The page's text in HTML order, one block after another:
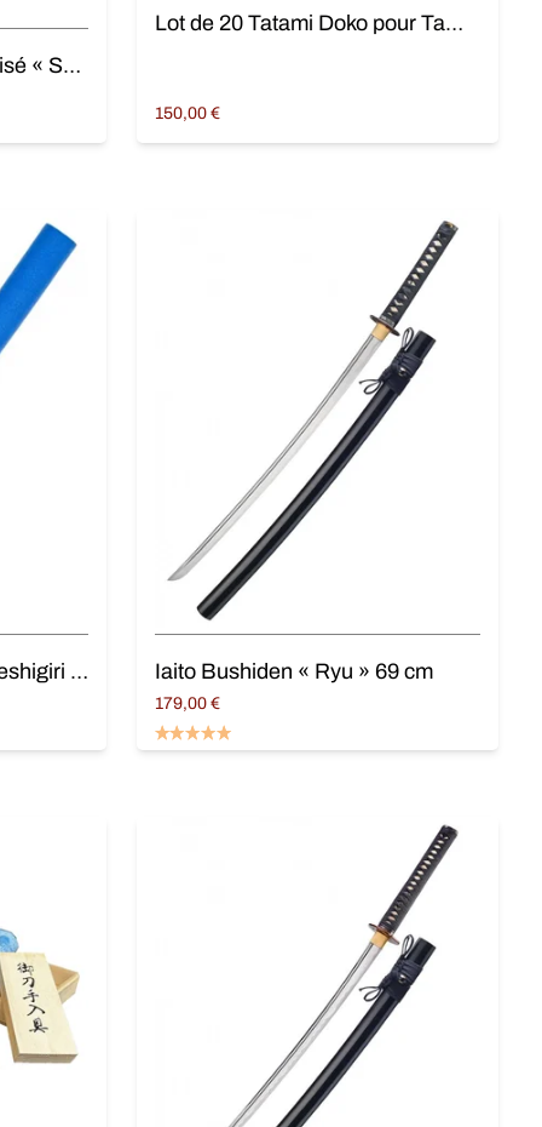
Katana Soshu Kitae aiguisé « Seika »
Lot de 20 Tatami Doko pour Tameshigiri
150,00 €
Ajouter au panier
Mousse de coupe « Tameshigiri et Battodo » Iaito Bushiden « Ryu » 69 cm
179,00 €
Ajouter au panier